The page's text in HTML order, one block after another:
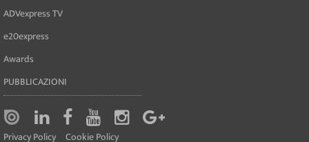
ADVexpress TV
e20express
Awards
PUBBLICAZIONI
Privacy Policy Cookie Policy